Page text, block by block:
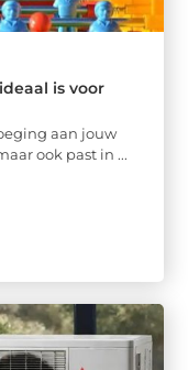
is voor
aan jouw
ook past in ...